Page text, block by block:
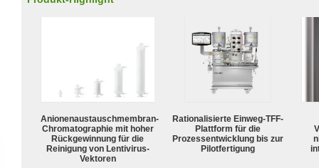
Anionenaustauschmembran-
Chromatographie mit hoher
Rückgewinnung für die
Reinigung von Lentivirus-
Vektoren
Rationalisierte Einweg-TFF-
Plattform für die
Prozessentwicklung bis zur
Pilotfertigung